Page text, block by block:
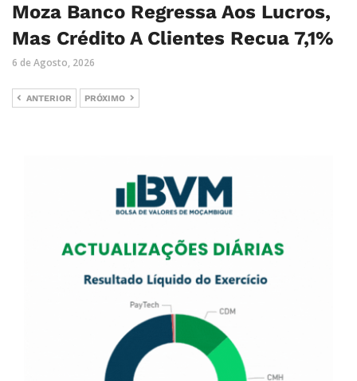
Moza Banco Regressa Aos Lucros,
Mas Crédito A Clientes Recua 7,1%
6 de Agosto, 2026
ANTERIOR PRÓXIMO